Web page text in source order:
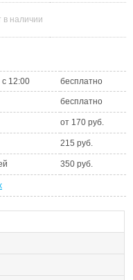
в наличии
с 12:00 бесплатно
бесплатно
от 170 руб.
215 руб.
350 руб.